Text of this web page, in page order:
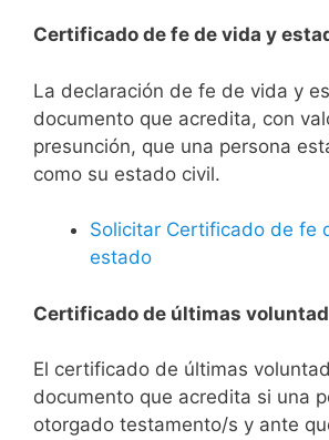
Certificado de fe de vida y
La declaración de fe de vida y
documento que acredita, con
presunción, que una persona
como su estado civil.
Solicitar Certificado de fe
estado
Certificado de últimas
El certificado de últimas
documento que acredita si una
otorgado testamento/s y ante